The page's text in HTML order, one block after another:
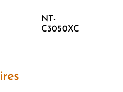
‎NT-
C3050XC